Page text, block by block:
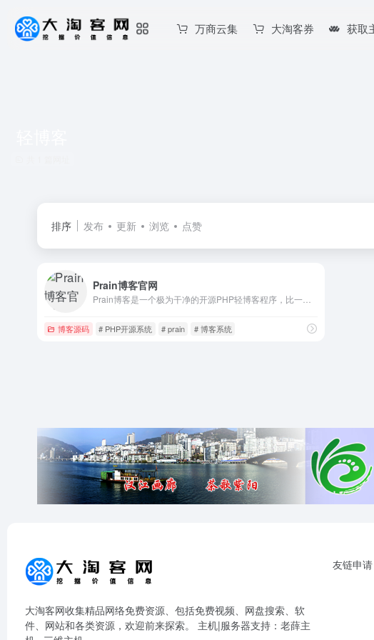
万商云集 大淘客券 获取
排序 发布 更新 浏览 点赞
Prain博客官网
博客源码 # PHP开源系统 # prain # 博客系统
大淘客网收集精品网络免费资源、包括免费视频、网盘搜索、软
件、网站和各类资源，欢迎前来探索。 主机|服务器支持： 老薛主
友链申请